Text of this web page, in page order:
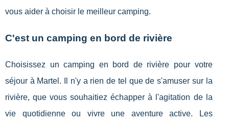
vous aider à choisir le meilleur camping.
C'est un camping en bord de rivière
Choisissez un camping en bord de rivière pour votre
séjour à Martel. Il n'y a rien de tel que de s'amuser sur la
rivière, que vous souhaitiez échapper à l'agitation de la
vie quotidienne ou vivre une aventure active. Les